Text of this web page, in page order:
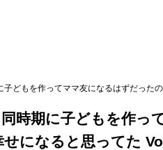
どもを作ってママ友になるはずだったの
時期に子どもを作っ
になると思ってた